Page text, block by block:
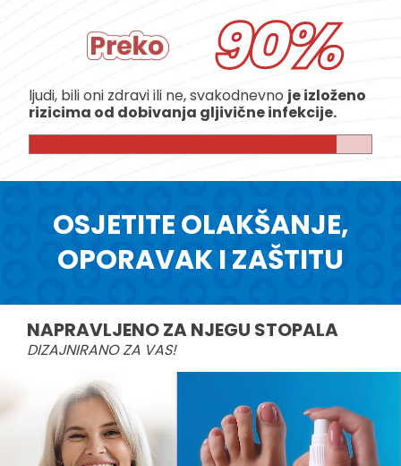
90%
ljudi, bili oni zdravi ili ne, svakodnevno je izloženo
rizicima od dobivanja gljivične infekcije.
OSJETITE OLAKŠANJE,
OPORAVAK I ZAŠTITU
NAPRAVLJENO ZA NJEGU STOPALA
DIZAJNIRANO ZA VAS!